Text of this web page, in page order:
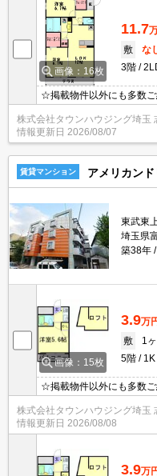
画像：16枚
11.7
敷
な
3階
☆掲載物件以外にも多数
お探しさせて頂きます♪
株式会社タウンハウジング埼玉
情報更新日 2026/08/07
賃貸マンション アメリカンド
東武東
埼玉県
築38年
画像：15枚
3.9万
敷
1
5階
1K
☆掲載物件以外にも多数
お探しさせて頂きます♪
株式会社タウンハウジング埼玉
情報更新日 2026/08/08
3.9万